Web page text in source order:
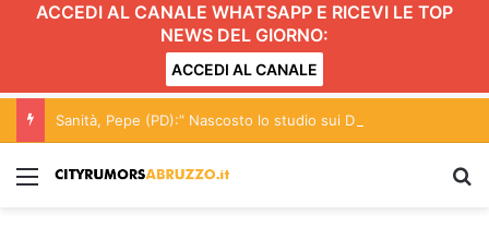
ACCEDI AL CANALE WHATSAPP E RICEVI LE TOP
NEWS DEL GIORNO:
ACCEDI AL CANALE
Menu